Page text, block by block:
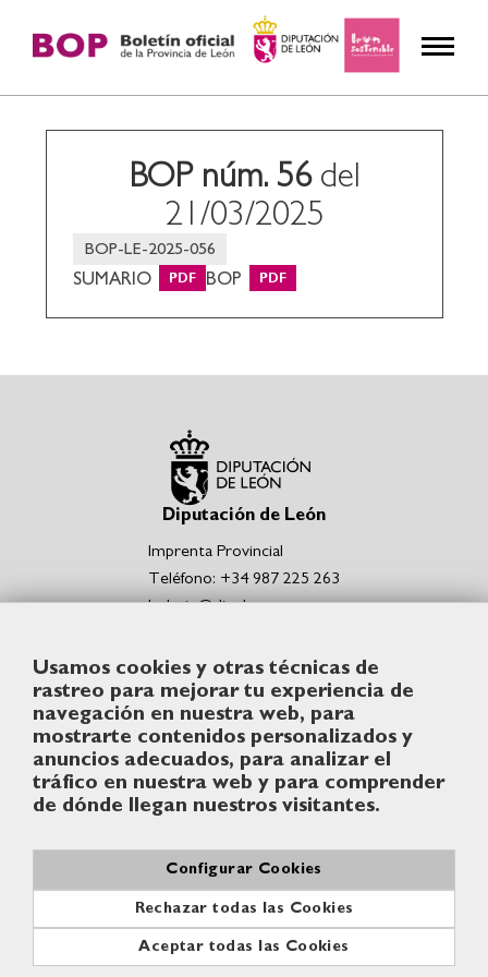
Usamos cookies y otras técnicas de
rastreo para mejorar tu experiencia de
navegación en nuestra web, para
mostrarte contenidos personalizados y
anuncios adecuados, para analizar el
tráfico en nuestra web y para comprender
de dónde llegan nuestros visitantes.
Configurar Cookies
Rechazar todas las Cookies
Aceptar todas las Cookies
BOP núm. 56del
21/03/2025
BOP-LE-2025-056
SUMARIO PDF BOP PDF
Diputación de León
Imprenta Provincial
Teléfono: +34 987 225 263
boletin@dipuleon.es
Portal de la Diputación de León
Sede Electrónica de la Diputación de León
Punto de acceso general de la Diputación de León
Síguenos
© Diputación de León
Contacto
Aviso legal
Política de cookies